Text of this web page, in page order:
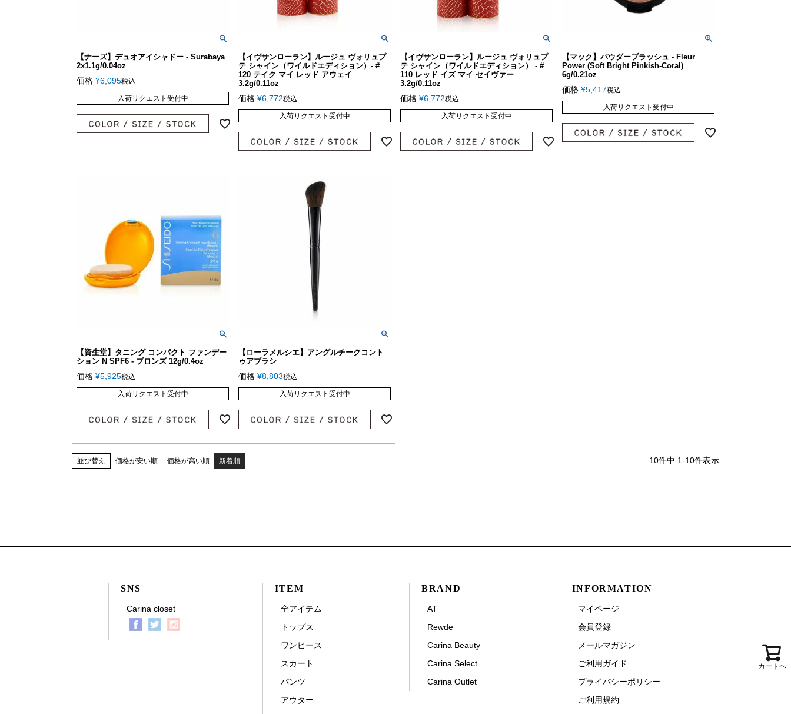
【ナーズ】デュオアイシャドー - Surabaya
2x1.1g/0.04oz
価格 ¥6,095税込
入荷リクエスト受付中
【イヴサンローラン】ルージュ ヴォリュプ
テ シャイン（ワイルドエディション）- #
120 テイク マイ レッド アウェイ
3.2g/0.11oz
価格 ¥6,772税込
入荷リクエスト受付中
【イヴサンローラン】ルージュ ヴォリュプ
テ シャイン（ワイルドエディション） - #
110 レッド イズ マイ セイヴァー
3.2g/0.11oz
価格 ¥6,772税込
入荷リクエスト受付中
【マック】パウダーブラッシュ - Fleur
Power (Soft Bright Pinkish-Coral)
6g/0.21oz
価格 ¥5,417税込
入荷リクエスト受付中
【資生堂】タニング コンパクト ファンデー
ション N SPF6 - ブロンズ 12g/0.4oz
価格 ¥5,925税込
入荷リクエスト受付中
【ローラメルシエ】アングルチークコント
ゥアブラシ
価格 ¥8,803税込
入荷リクエスト受付中
並び替え 価格が安い順 価格が高い順 新着順 10件中 1-10件表示
カートへ
SNS
Carina closet
ITEM
全アイテム
トップス
ワンピース
スカート
パンツ
アウター
BRAND
AT
Rewde
Carina Beauty
Carina Select
Carina Outlet
INFORMATION
マイページ
会員登録
メールマガジン
ご利用ガイド
プライバシーポリシー
ご利用規約